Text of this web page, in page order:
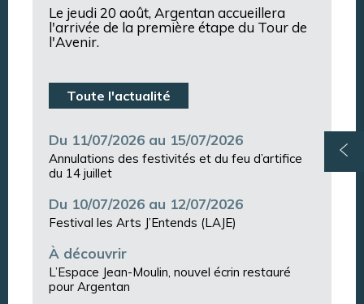
Le jeudi 20 août, Argentan accueillera
l'arrivée de la première étape du Tour de
l'Avenir.
Toute l'actualité
Du 11/07/2026 au 15/07/2026
Annulations des festivités et du feu d’artifice
du 14 juillet
Du 10/07/2026 au 12/07/2026
Festival les Arts J’Entends (LAJE)
À découvrir
L’Espace Jean-Moulin, nouvel écrin restauré
pour Argentan